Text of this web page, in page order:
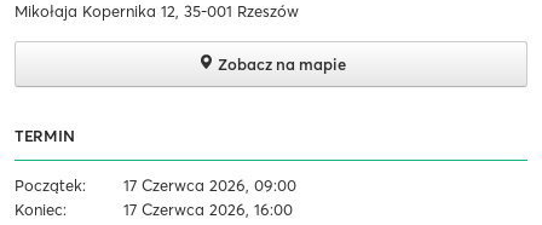
Mikołaja Kopernika 12, 35-001 Rzeszów
Zobacz na mapie
TERMIN
Początek:
17 Czerwca 2026, 09:00
Koniec:
17 Czerwca 2026, 16:00